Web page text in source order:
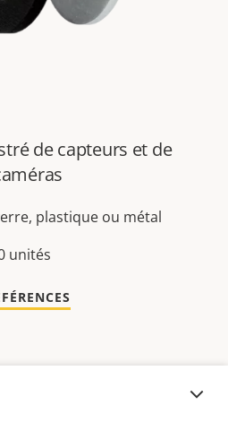
de capteurs et de
plastique ou métal
unités